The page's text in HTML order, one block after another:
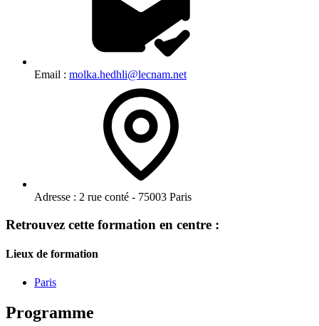
Email : molka.hedhli@lecnam.net
Adresse : 2 rue conté - 75003 Paris
Retrouvez cette formation en centre :
Lieux de formation
Paris
Programme